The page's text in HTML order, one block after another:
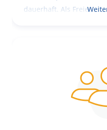
dauerhaft. Als Freie